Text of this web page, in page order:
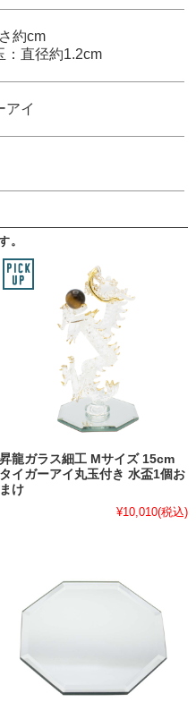
約cm
：直径約1.2cm
アイ
。
昇龍ガラス細工 Mサイズ 15cm
タイガーアイ丸玉付き 水盃1個お
まけ
¥10,010(税込)